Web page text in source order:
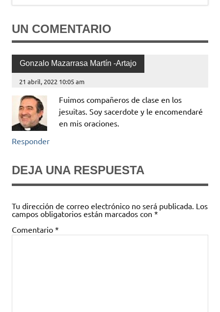
UN COMENTARIO
Gonzalo Mazarrasa Martín -Artajo
21 abril, 2022 10:05 am
Fuimos compañeros de clase en los
jesuitas. Soy sacerdote y le encomendaré
en mis oraciones.
Responder
DEJA UNA RESPUESTA
Tu dirección de correo electrónico no será publicada. Los
campos obligatorios están marcados con *
Comentario *